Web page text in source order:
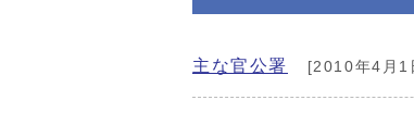
主な官公署 [2010年4月1